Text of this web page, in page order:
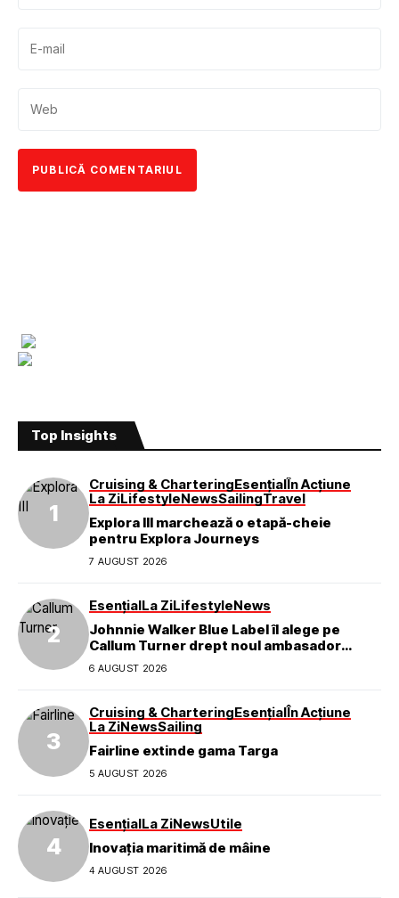
Top Insights
Cruising & CharteringEsențialÎn Acțiune
La ZiLifestyleNewsSailingTravel
Explora III marchează o etapă-cheie
pentru Explora Journeys
7 AUGUST 2026
EsențialLa ZiLifestyleNews
Johnnie Walker Blue Label îl alege pe
Callum Turner drept noul ambasador
global al mărcii
6 AUGUST 2026
Cruising & CharteringEsențialÎn Acțiune
La ZiNewsSailing
Fairline extinde gama Targa
5 AUGUST 2026
EsențialLa ZiNewsUtile
Inovația maritimă de mâine
4 AUGUST 2026